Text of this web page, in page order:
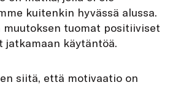
kuitenkin hyvässä alussa.
tuomat positiiviset
jatkamaan käytäntöä.
siitä, että motivaatio on